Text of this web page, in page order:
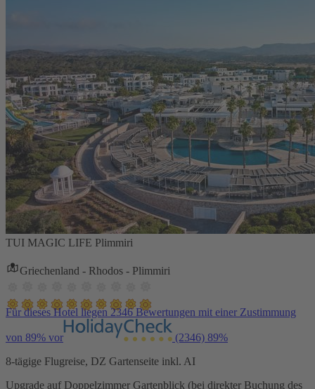
TUI MAGIC LIFE Plimmiri
Griechenland - Rhodos - Plimmiri
Für dieses Hotel liegen 2346 Bewertungen mit einer Zustimmung
von 89% vor (2346) 89%
8-tägige Flugreise, DZ Gartenseite inkl. AI
Upgrade auf Doppelzimmer Gartenblick (bei direkter Buchung des